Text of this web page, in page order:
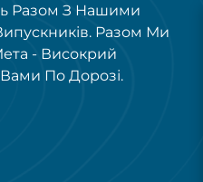
Разом З Нашими
Разом Ми
- Високрий
По Дорозі.